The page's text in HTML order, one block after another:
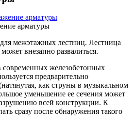
арматуры
межэтажных лестниц. Лестница
внезапно развалиться.
современных железобетонных
предварительно
как струны в музыкальном
уменьшение ее сечения может
всей конструкции. К
сразу после обнаружения такого